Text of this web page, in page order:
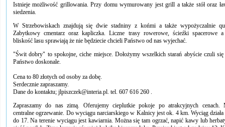
Istnieje możliwość grillowania. Przy domu wymurowany jest grill a także stół oraz
siedzenia.
W Strzebowiskach znajdują się dwie stadniny z końmi a także wypożyczalnie
Zabytkowy cmentarz oraz kapliczka. Liczne trasy rowerowe, ścieźki spacerowe a
bliskość lasu sprawiają że nie będziecie chcieli Państwo od nas wyjechać.
"Świt dobry" to spokojne, ciche miejsce. Dołożymy wszelkich starań abyście czuli
Państwo doskonale.
Cena to 80 złotych od osoby za dobę.
Serdecznie zapraszamy.
Dane do kontaktu; jlpiszczek@interia.pl. tel. 607 616 260 .
Zapraszamy do nas zimą. Oferujemy cieplutkie pokoje po atrakcyjnych cenach.
centralne ogrzewanie. Do wyciągu narciarskiego w Kalnicy jest ok. 4 km. Wyciąg
do 17. Na terenie wyciągu jest kawiarnia. Można się tam ogrzać, napić kawy lub